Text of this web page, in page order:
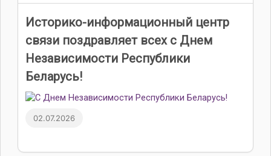
Историко-информационный центр
связи поздравляет всех с Днем
Независимости Республики
Беларусь!
02.07.2026